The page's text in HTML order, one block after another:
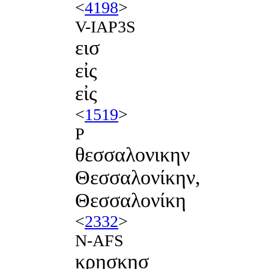
<4198>
V-IAP3S
εισ
εἰς
εἰς
<1519>
P
θεσσαλονικην
Θεσσαλονίκην,
Θεσσαλονίκη
<2332>
N-AFS
κρησκησ